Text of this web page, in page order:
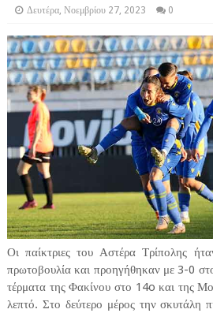
Δευτέρα, Νοεμβρίου 27, 2023 0
Οι παίκτριες του Αστέρα Τρίπολης
πρωτοβουλία και προηγήθηκαν με 3-0
τέρματα της Φακίνου στο 14o και της
λεπτό. Στο δεύτερο μέρος την σκυτάλη